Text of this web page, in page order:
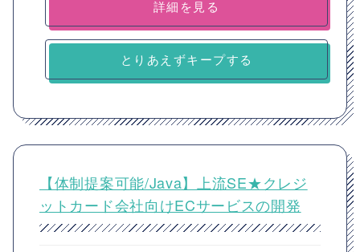
詳細を見る
とりあえずキープする
【体制提案可能/Java】上流SE★クレジ
ットカード会社向けECサービスの開発